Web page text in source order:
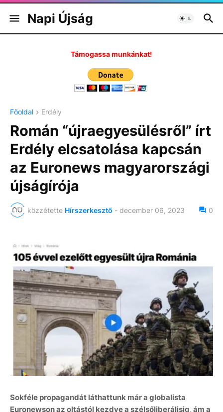
Napi Újság
Támogassa munkánkat!
Főoldal Erdély
Román “újraegyesülésről” írt
Erdély elcsatolása kapcsán
az Euronews magyarországi
újságírója
közzétette Hírszerkesztő - december 06, 2023 0
Sokféle propagandát láthattunk már a globalista
Euronewson az oltástól kezdve a szélsőliberálisig, ám a